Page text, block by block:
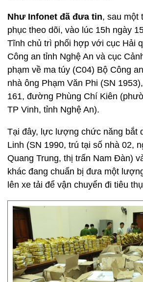
Như Infonet đã đưa tin, sau một
phục theo dõi, vào lúc 15h ngày
Tĩnh chủ trì phối hợp với cục Hải
Công an tỉnh Nghệ An và cục
phạm về ma túy (C04) Bộ Công
nhà ông Phạm Văn Phi (SN
161, đường Phùng Chí Kiên
TP Vinh, tỉnh Nghệ An).
Tại đây, lực lượng chức năng bắt
Linh (SN 1990, trú tại số nhà 02,
Quang Trung, thị trấn Nam Đàn)
khác đang chuẩn bị đưa một
lên xe tải để vận chuyển đi tiêu